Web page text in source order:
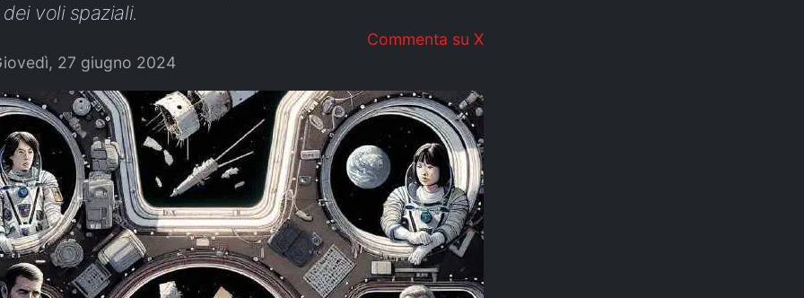
voli spaziali.
Commenta su X
27 giugno 2024